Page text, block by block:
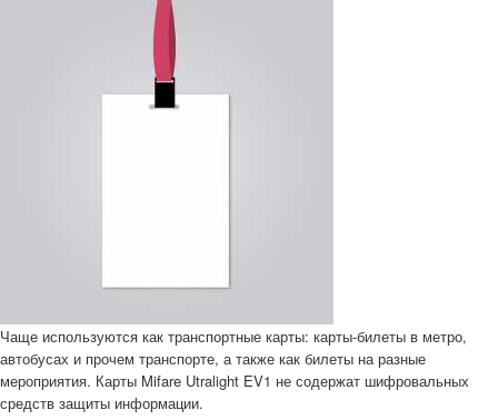
Чаще используются как транспортные карты: карты-билеты в метро,
автобусах и прочем транспорте, а также как билеты на разные
мероприятия. Карты Mifare Utralight EV1 не содержат шифровальных
средств защиты информации.